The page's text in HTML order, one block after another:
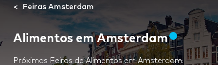
Feiras Amsterdam
Alimentos em Amsterdam
Próximas Feiras de Alimentos em Amsterdam.